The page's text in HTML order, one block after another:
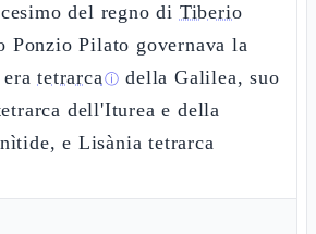
del regno di Tiberio
Ponzio Pilato governava la
eratetrarcaⓘ della Galilea, suo
dell'Iturea e della
e Lisània tetrarca